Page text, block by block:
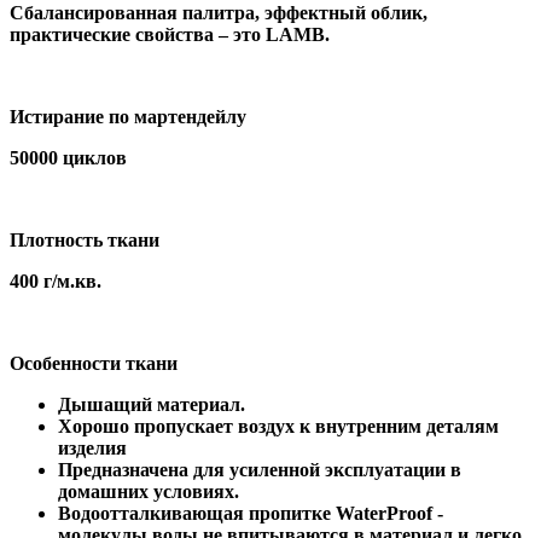
Сбалансированная палитра, эффектный облик,
практические свойства – это LAMB.
Истирание по мартендейлу
50000 циклов
Плотность ткани
400 г/м.кв.
Особенности ткани
Дышащий материал.
Хорошо пропускает воздух к внутренним деталям
изделия
Предназначена для усиленной эксплуатации в
домашних условиях.
Водоотталкивающая пропитке WaterProof -